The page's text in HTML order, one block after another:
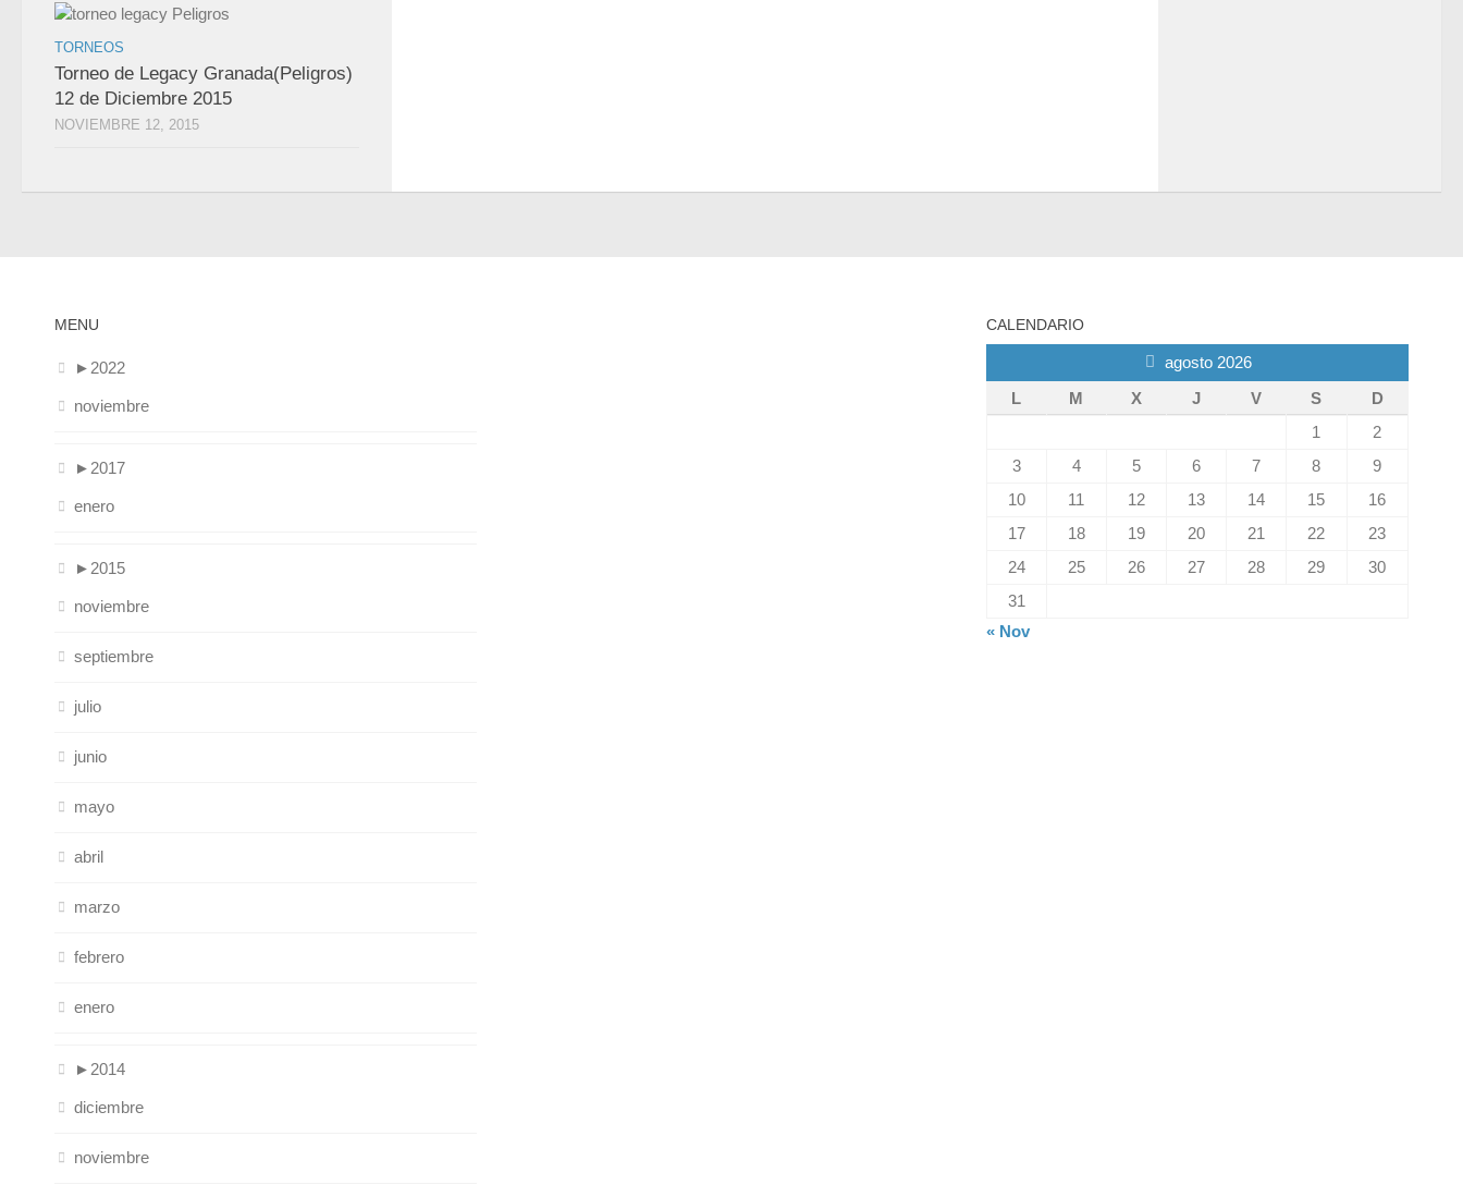
TORNEOS
Torneo de Legacy Granada(Peligros)
12 de Diciembre 2015
NOVIEMBRE 12, 2015
MENU
► 2022
noviembre
► 2017
enero
► 2015
noviembre
septiembre
julio
junio
mayo
abril
marzo
febrero
enero
► 2014
diciembre
noviembre
CALENDARIO
agosto 2026
L
M X J V S
D
1
2
3
4 5 6 7 8
9
10
11 12 13 14 15
16
17
18 19 20 21 22
23
24
25 26 27 28 29
30
31
« Nov